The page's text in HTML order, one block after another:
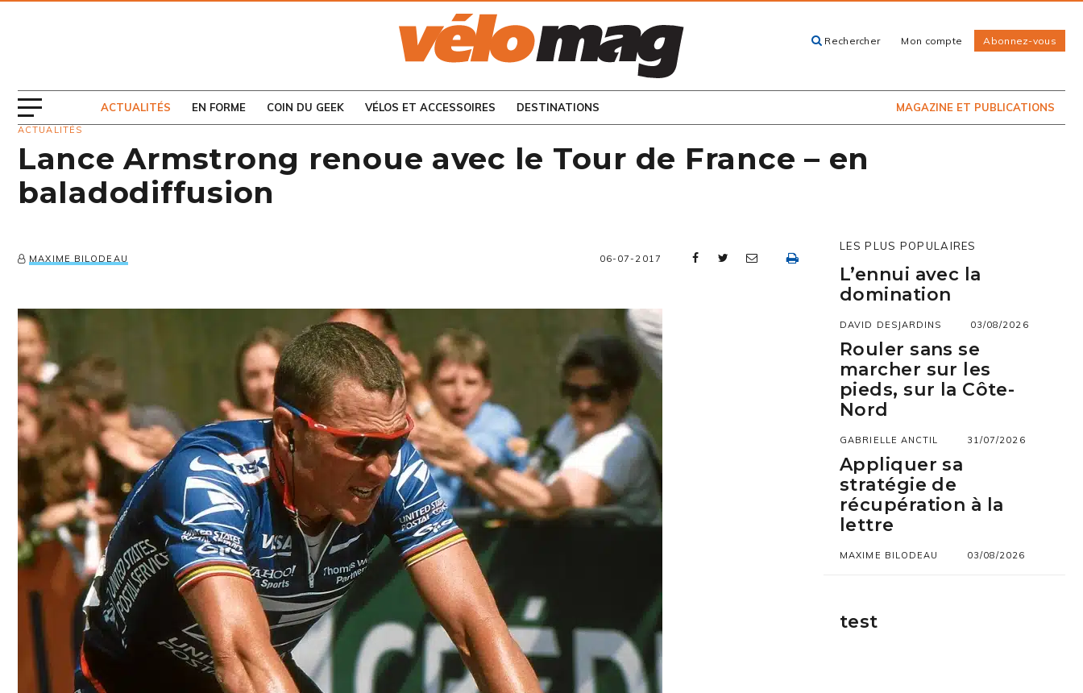
Rechercher Mon compte Abonnez-vous
ACTUALITÉS EN FORME COIN DU GEEK VÉLOS ET ACCESSOIRES DESTINATIONS MAGAZINE ET PUBLICATIONS
CONSULTEZ LES
EN KIOSQUE
ACTUALITÉS
Lance Armstrong renoue avec le Tour de France – en
baladodiffusion
MAXIME BILODEAU 06-07-2017
LES PLUS POPULAIRES
L’ennui avec la
domination
DAVID DESJARDINS 03/08/2026
Rouler sans se
marcher sur les
pieds, sur la Côte-
Nord
GABRIELLE ANCTIL 31/07/2026
Appliquer sa
stratégie de
récupération à la
lettre
MAXIME BILODEAU 03/08/2026
test